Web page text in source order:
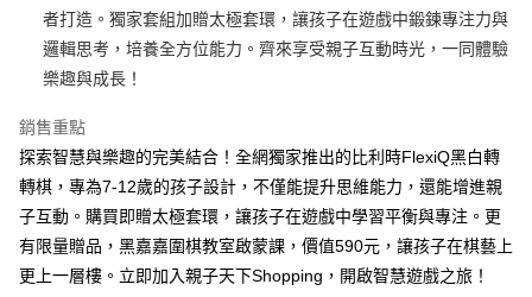
【大哥付你分期使用說明】
1.本服務由台灣大哥大提供，台灣大哥大用戶可立即使用無須另外申請。
2.付款方式選擇「大哥付你分期」，訂單成立後會自動跳轉到大哥付的交易
流程，驗證手機門號後，選擇欲分期的期數、繳款截止日，確認付款後即完
3.實際核准額度、可分期數及費用金額請依後續交易確認頁面所載為準。
4.訂單成立30分鐘內，如未前往確認交易或遇審核未通過，訂單將自動取
消。如遇「轉專審核」未通過狀況，表示未達大哥付你分期系統評分，恕無
法說明評估內容。
1.分期款項不併入電信帳單，「大哥付你分期」於每月結算日後寄送繳費提
醒簡訊。
2.透過簡訊連結打開帳單後，可選擇「超商條碼／台灣大直營門市／銀行轉
帳／街口支付／iPASS MONEY」等通路繳費。
AFTEE先享後付
相關說明
【關於「AFTEE先享後付」】
便利好安心！
１．簡單：不需註冊會員、不需綁卡、不需儲值。
２．便利：只要手機號碼，簡訊認證，即可結帳。
３．安心：先確認商品／服務後，再付款。
１．於結帳方式選擇「AFTEE先享後付」後，將跳轉至「AFTEE先享後付」
結帳頁面，進行簡訊認證並確認金額後，即可完成結帳。
運送方式
付款後全家取貨
每筆NT$70，滿NT$800(含以上)免運費
付款後7-11取貨
者打造。獨家套組加贈太極套環，讓孩子在遊戲中鍛鍊專注力與
邏輯思考，培養全方位能力。齊來享受親子互動時光，一同體驗
樂趣與成長！
銷售重點
探索智慧與樂趣的完美結合！全網獨家推出的比利時FlexiQ黑白轉
轉棋，專為7-12歲的孩子設計，不僅能提升思維能力，還能增進親
子互動。購買即贈太極套環，讓孩子在遊戲中學習平衡與專注。更
有限量贈品，黑嘉嘉圍棋教室啟蒙課，價值590元，讓孩子在棋藝上
更上一層樓。立即加入親子天下Shopping，開啟智慧遊戲之旅！